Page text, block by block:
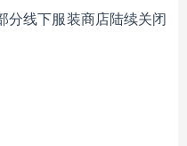
分线下服装商店陆续关闭